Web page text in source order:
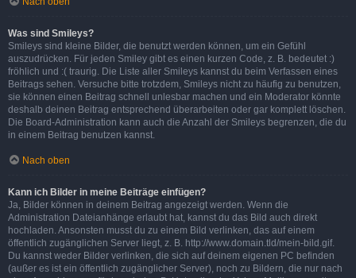
Was sind Smileys?
Smileys sind kleine Bilder, die benutzt werden können, um ein Gefühl
auszudrücken. Für jeden Smiley gibt es einen kurzen Code, z. B. bedeutet :)
fröhlich und :( traurig. Die Liste aller Smileys kannst du beim Verfassen eines
Beitrags sehen. Versuche bitte trotzdem, Smileys nicht zu häufig zu benutzen,
sie können einen Beitrag schnell unlesbar machen und ein Moderator könnte
deshalb deinen Beitrag entsprechend überarbeiten oder gar komplett löschen.
Die Board-Administration kann auch die Anzahl der Smileys begrenzen, die du
in einem Beitrag benutzen kannst.
Nach oben
Kann ich Bilder in meine Beiträge einfügen?
Ja, Bilder können in deinem Beitrag angezeigt werden. Wenn die
Administration Dateianhänge erlaubt hat, kannst du das Bild auch direkt
hochladen. Ansonsten musst du zu einem Bild verlinken, das auf einem
öffentlich zugänglichen Server liegt, z. B. http://www.domain.tld/mein-bild.gif.
Du kannst weder Bilder verlinken, die sich auf deinem eigenen PC befinden
(außer es ist ein öffentlich zugänglicher Server), noch zu Bildern, die nur nach